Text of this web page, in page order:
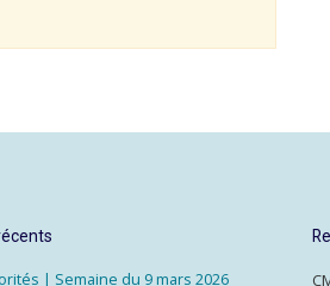
| Semaine du 9 mars 2026